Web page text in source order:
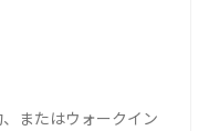
またはウォークイン